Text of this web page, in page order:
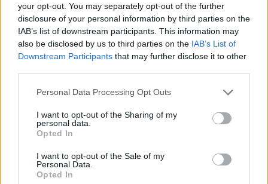
your opt-out. You may separately opt-out of the further
disclosure of your personal information by third parties on the
IAB’s list of downstream participants. This information may
also be disclosed by us to third parties on the IAB’s List of
Downstream Participants that may further disclose it to other
Personal Data Processing Opt Outs
I want to opt-out of the Sharing of my
personal data.
Opted In
I want to opt-out of the Sale of my
Personal Data.
Opted In
Βραζιλία: Σε χαμηλό δεκαετίας η αποψίλωση του
Αμαζονίου – Μειώθηκε κατά 37%
07:15
ΑΑΔΕ: Ανοιχτό το σύστημα Ενιαίας Αίτησης Ενίσχυσης
07:07
ενδυναμώνουν τους γλουτούς καλύτερα από τα squats -
Βίντεο
07:06
Εορτολόγιο: Ποιοι γιορτάζουν σήμερα 8 Αυγούστου